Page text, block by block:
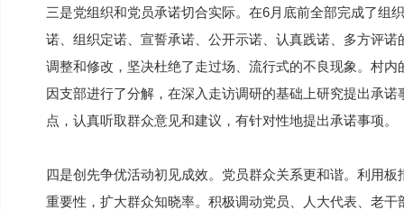
三是党组织和党员承诺切合实际。在6月底前全部完成了组
诺、组织定诺、宣誓承诺、公开示诺、认真践诺、多方评
调整和修改，坚决杜绝了走过场、流行式的不良现象。村
因支部进行了分解，在深入走访调研的基础上研究提出承
点，认真听取群众意见和建议，有针对性地提出承诺事项。
四是创先争优活动初见成效。党员群众关系更和谐。利用
重要性，扩大群众知晓率。积极调动党员、人大代表、老